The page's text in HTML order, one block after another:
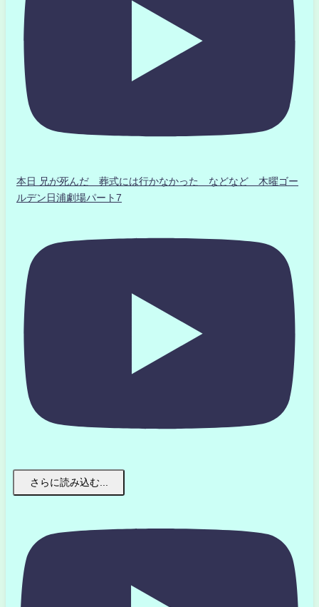
本日 兄が死んだ 葬式には行かなかった などなど 木曜ゴー
ルデン日浦劇場パート7
さらに読み込む...